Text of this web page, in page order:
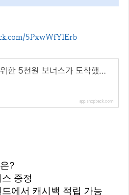
5PxwWfYlErb
친구를 위한 5천원 보너스가 도착했습니다
app.shopback.com
?
증정
에서 캐시백 적립 가능